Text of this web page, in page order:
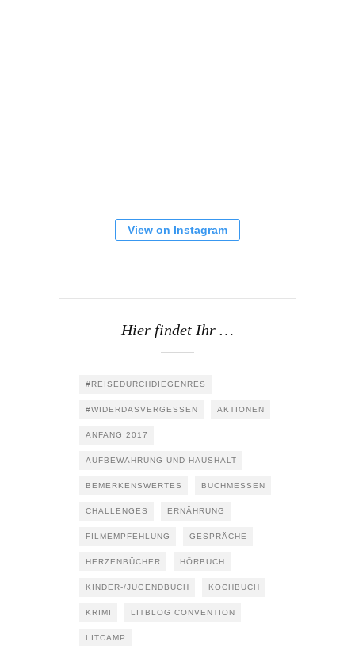
View on Instagram
Hier findet Ihr …
#REISEDURCHDIEGENRES
#WIDERDASVERGESSEN AKTIONEN
ANFANG 2017
AUFBEWAHRUNG UND HAUSHALT
BEMERKENSWERTES BUCHMESSEN
CHALLENGES ERNÄHRUNG
FILMEMPFEHLUNG GESPRÄCHE
HERZENBÜCHER HÖRBUCH
KINDER-/JUGENDBUCH KOCHBUCH
KRIMI LITBLOG CONVENTION
LITCAMP